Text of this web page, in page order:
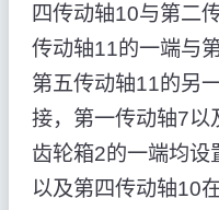
四传动轴10与第二
传动轴11的一端与
第五传动轴11的另
接，第一传动轴7以
齿轮箱2的一端均设
以及第四传动轴10